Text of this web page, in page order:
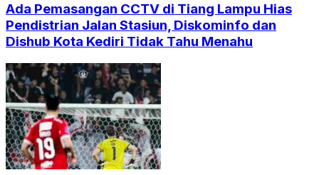
Ada Pemasangan CCTV di Tiang Lampu Hias
Pendistrian Jalan Stasiun, Diskominfo dan
Dishub Kota Kediri Tidak Tahu Menahu